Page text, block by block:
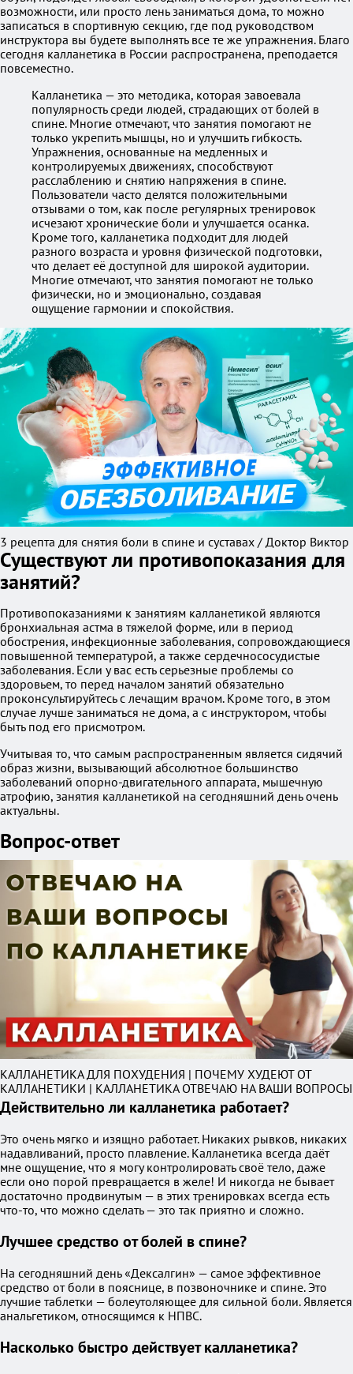
возможности, или просто лень заниматься дома, то можно
записаться в спортивную секцию, где под руководством
инструктора вы будете выполнять все те же упражнения. Благо
сегодня калланетика в России распространена, преподается
повсеместно.
Калланетика — это методика, которая завоевала
популярность среди людей, страдающих от болей в
спине. Многие отмечают, что занятия помогают не
только укрепить мышцы, но и улучшить гибкость.
Упражнения, основанные на медленных и
контролируемых движениях, способствуют
расслаблению и снятию напряжения в спине.
Пользователи часто делятся положительными
отзывами о том, как после регулярных тренировок
исчезают хронические боли и улучшается осанка.
Кроме того, калланетика подходит для людей
разного возраста и уровня физической подготовки,
что делает её доступной для широкой аудитории.
Многие отмечают, что занятия помогают не только
физически, но и эмоционально, создавая
ощущение гармонии и спокойствия.
3 рецепта для снятия боли в спине и суставах / Доктор Виктор
Существуют ли противопоказания для
занятий?
Противопоказаниями к занятиям калланетикой являются
бронхиальная астма в тяжелой форме, или в период
обострения, инфекционные заболевания, сопровождающиеся
повышенной температурой, а также сердечнососудистые
заболевания. Если у вас есть серьезные проблемы со
здоровьем, то перед началом занятий обязательно
проконсультируйтесь с лечащим врачом. Кроме того, в этом
случае лучше заниматься не дома, а с инструктором, чтобы
быть под его присмотром.
Учитывая то, что самым распространенным является сидячий
образ жизни, вызывающий абсолютное большинство
заболеваний опорно-двигательного аппарата, мышечную
атрофию, занятия калланетикой на сегодняшний день очень
актуальны.
Вопрос-ответ
КАЛЛАНЕТИКА ДЛЯ ПОХУДЕНИЯ | ПОЧЕМУ ХУДЕЮТ ОТ
КАЛЛАНЕТИКИ | КАЛЛАНЕТИКА ОТВЕЧАЮ НА ВАШИ ВОПРОСЫ
Действительно ли калланетика работает?
Это очень мягко и изящно работает. Никаких рывков, никаких
надавливаний, просто плавление. Калланетика всегда даёт
мне ощущение, что я могу контролировать своё тело, даже
если оно порой превращается в желе! И никогда не бывает
достаточно продвинутым — в этих тренировках всегда есть
что-то, что можно сделать — это так приятно и сложно.
Лучшее средство от болей в спине?
На сегодняшний день «Дексалгин» — самое эффективное
средство от боли в пояснице, в позвоночнике и спине. Это
лучшие таблетки — болеутоляющее для сильной боли. Является
анальгетиком, относящимся к НПВС.
Насколько быстро действует калланетика?